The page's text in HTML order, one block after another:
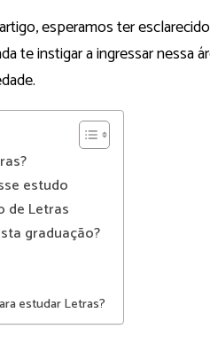
esperamos ter
te instigar a ingressar nessa
estudo
de Letras
graduação?
estudar Letras?